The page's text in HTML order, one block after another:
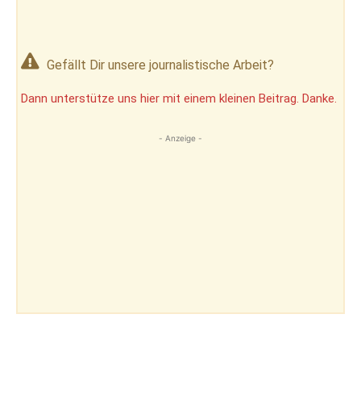
Gefällt Dir unsere journalistische Arbeit?
Dann unterstütze uns hier mit einem kleinen Beitrag. Danke.
- Anzeige -